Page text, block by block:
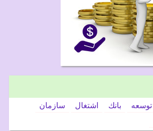
توسعه بانك اشتغال
سازمان